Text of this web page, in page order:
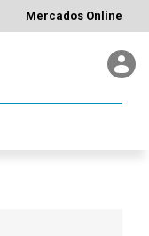
Mercados Online